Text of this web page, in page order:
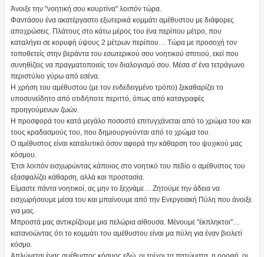
Άνοιξε την "νοητική σου κουρτίνα" λοιπόν τώρα.
Φαντάσου ένα ακατέργαστο εξωτερικά κομμάτι αμέθυστου με διάφορες
αποχρώσεις. Πλάτους στο κάτω μέρος του ένα περίπου μέτρο, που
καταλήγει σε κορυφή ύψους 2 μέτρων περίπου… Τώρα με προσοχή τον
τοποθετείς στην βεράντα του εσωτερικού σου νοητικού σπιτιού, εκεί που
συνηθίζεις να πραγματοποιείς τον διαλογισμό σου. Μέσα σ' ένα τετράγωνο
περιστύλιο γύρω από εσένα.
Η χρήση του αμέθυστου (με τον ενδεδειγμένο τρόπο) ξεκαθαρίζει το
υποσυνείδητο από οτιδήποτε περιττό, όπως από καταγραφές
προηγούμενων ζωών.
Η προσφορά του κατά μεγάλο ποσοστό επιτυγχάνεται από το χρώμα του και
τους κραδασμούς του, που δημιουργούνται από το χρώμα του.
Ο αμέθυστος είναι καταλυτικό όσον αφορά την κάθαρση του ψυχικού μας
κόσμου.
Έτσι λοιπόν εισχωρώντας κάποιος στο νοητικό του πεδίο ο αμέθυστος του
εξασφαλίζει κάθαρση, αλλά και προστασία.
Είμαστε πάντα νοητικοί, ας μην το ξεχνάμε… Ζητούμε την άδεια να
εισχωρήσουμε μέσα του και μπαίνουμε από την Ενεργειακή Πύλη που άνοιξε
για μας.
Μπροστά μας αντικρίζουμε μια πελώρια αίθουσα. Μένουμε "έκπληκτοι"…
κατανοώντας ότι το κομμάτι του αμέθυστου είναι μα πύλη για έναν βιολετί
κόσμο.